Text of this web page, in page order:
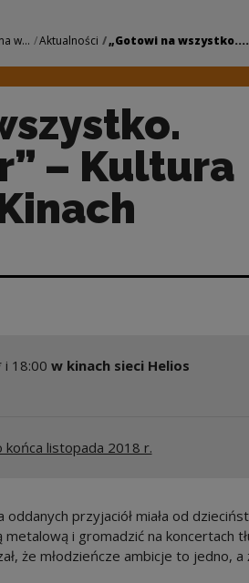
w... Aktualności „Gotowi na wszystko....
– Kultura
i 18:00 w kinach sieci Helios
końca listopada 2018 r.
oddanych przyjaciół miała od
metalową i gromadzić na koncertach
że młodzieńcze ambicje to jedno,